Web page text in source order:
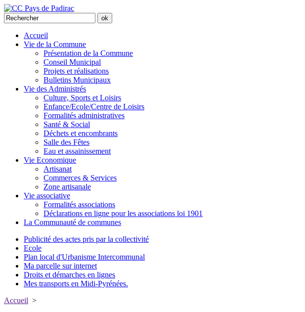
Accueil
Vie de la Commune
Présentation de la Commune
Conseil Municipal
Projets et réalisations
Bulletins Municipaux
Vie des Administrés
Culture, Sports et Loisirs
Enfance/Ecole/Centre de Loisirs
Formalités administratives
Santé & Social
Déchets et encombrants
Salle des Fêtes
Eau et assainissement
Vie Economique
Artisanat
Commerces & Services
Zone artisanale
Vie associative
Formalités associations
Déclarations en ligne pour les associations loi 1901
La Communauté de communes
Publicité des actes pris par la collectivité
Ecole
Plan local d'Urbanisme Intercommunal
Ma parcelle sur internet
Droits et démarches en lignes
Mes transports en Midi-Pyrénées.
Accueil >